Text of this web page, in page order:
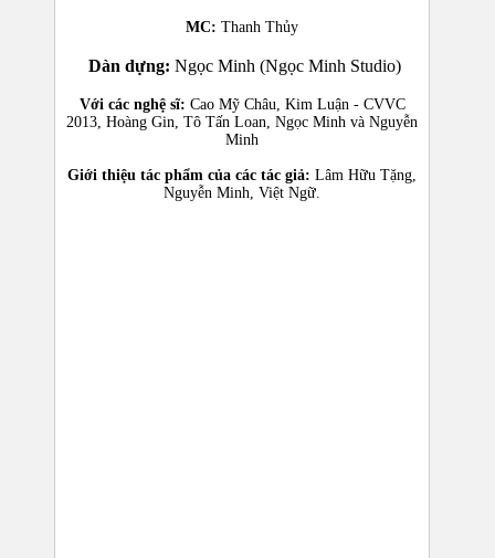
MC: Thanh Thủy
Dàn dựng: Ngọc Minh (Ngọc Minh Studio)
Với các nghệ sĩ: Cao Mỹ Châu, Kim Luận - CVVC
2013, Hoàng Gin, Tô Tấn Loan, Ngọc Minh và Nguyễn
Minh
Giới thiệu tác phẩm của các tác giả: Lâm Hữu Tặng,
Nguyễn Minh, Việt Ngữ.